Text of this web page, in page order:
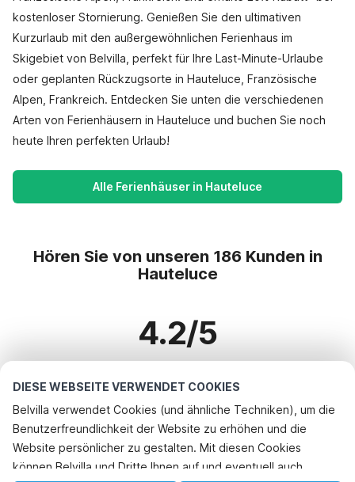
DIESE WEBSEITE VERWENDET COOKIES
Belvilla verwendet Cookies (und ähnliche Techniken), um die
Benutzerfreundlichkeit der Website zu erhöhen und die
Website persönlicher zu gestalten. Mit diesen Cookies
können Belvilla und Dritte Ihnen auf und eventuell auch
kostenloser Stornierung. Genießen Sie den ultimativen
Kurzurlaub mit den außergewöhnlichen Ferienhaus im
Skigebiet von Belvilla, perfekt für Ihre Last-Minute-Urlaube
oder geplanten Rückzugsorte in Hauteluce, Französische
Alpen, Frankreich. Entdecken Sie unten die verschiedenen
Arten von Ferienhäusern in Hauteluce und buchen Sie noch
heute Ihren perfekten Urlaub!
Alle Ferienhäuser in Hauteluce
Hören Sie von unseren 186 Kunden in
Hauteluce
4.2/5
Beliebteste Reiseziele für Urlaub
Top-Städte mit Top-Annehmlichkeiten für den Urlaub
Rufen Sie an, um zu buchen